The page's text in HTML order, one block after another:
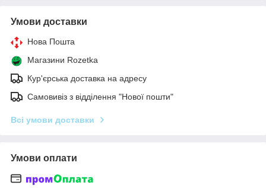
Умови доставки
Нова Пошта
Магазини Rozetka
Кур'єрська доставка на адресу
Самовивіз з відділення "Нової пошти"
Всі умови доставки
Умови оплати